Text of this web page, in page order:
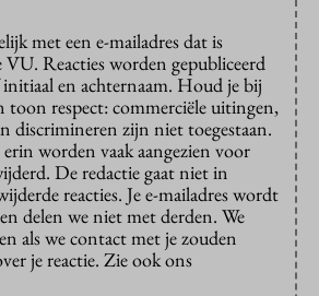
met een e-mailadres dat is
VU. Reacties worden gepubliceerd
en achternaam. Houd je bij
toon respect: commerciële uitingen,
discrimineren zijn niet toegestaan.
erin worden vaak aangezien voor
De redactie gaat niet in
reacties. Je e-mailadres wordt
delen we niet met derden. We
als we contact met je zouden
je reactie. Zie ook ons